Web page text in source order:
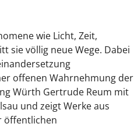
wie Licht, Zeit,
sie völlig neue Wege. Dabei
offenen Wahrnehmung der
Würth Gertrude Reum mit
und zeigt Werke aus
öffentlichen